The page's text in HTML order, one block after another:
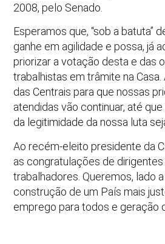
2008, pelo Senado.
Esperamos que, “sob a batuta”
ganhe em agilidade e possa, já
priorizar a votação desta e das
trabalhistas em trâmite na
das Centrais para que nossas
atendidas vão continuar, até
da legitimidade da nossa luta
Ao recém-eleito presidente da
as congratulações de dirigentes
trabalhadores. Queremos, lado
construção de um País mais
emprego para todos e geração